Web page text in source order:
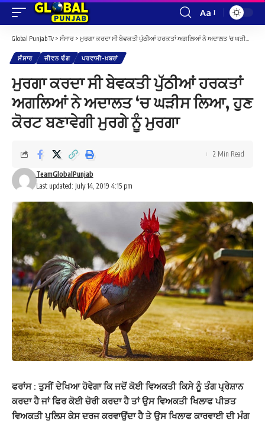
Font
Resizer
Aa
Global Punjab Tv > ਸੰਸਾਰ > ਮੁਰਗਾ ਕਰਦਾ ਸੀ ਬੇਵਕਤੀ ਪੁੱਠੀਆਂ ਹਰਕਤਾਂ ਅਗਲਿਆਂ ਨੇ ਅਦਾਲਤ ‘ਚ ਘੜੀਸ ਲਿਆ, ਹੁਣ ਕੋਰਟ ਬਣਾਵੇਗੀ ਮੁਰਗੇ ਨੂੰ ਮੁਰਗਾ
ਸੰਸਾਰ ਜੀਵਨ ਢੰਗ ਪਰਵਾਸੀ-ਖ਼ਬਰਾਂ
ਮੁਰਗਾ ਕਰਦਾ ਸੀ ਬੇਵਕਤੀ ਪੁੱਠੀਆਂ ਹਰਕਤਾਂ
ਅਗਲਿਆਂ ਨੇ ਅਦਾਲਤ ‘ਚ ਘੜੀਸ ਲਿਆ, ਹੁਣ
ਕੋਰਟ ਬਣਾਵੇਗੀ ਮੁਰਗੇ ਨੂੰ ਮੁਰਗਾ
Last updated: July 14, 2019 4:15 pm
TeamGlobalPunjab
2 Min Read
ਫਰਾਂਸ : ਤੁਸੀਂ ਦੇਖਿਆ ਹੋਵੇਗਾ ਕਿ ਜਦੋਂ ਕੋਈ ਵਿਅਕਤੀ ਕਿਸੇ ਨੂੰ ਤੰਗ ਪ੍ਰੇਸ਼ਾਨ
ਕਰਦਾ ਹੈ ਜਾਂ ਫਿਰ ਕੋਈ ਚੋਰੀ ਕਰਦਾ ਹੈ ਤਾਂ ਉਸ ਵਿਅਕਤੀ ਖਿਲਾਫ ਪੀੜਤ
ਵਿਅਕਤੀ ਪੁਲਿਸ ਕੇਸ ਦਰਜ ਕਰਵਾਉਂਦਾ ਹੈ ਤੇ ਉਸ ਖਿਲਾਫ ਕਾਰਵਾਈ ਦੀ ਮੰਗ